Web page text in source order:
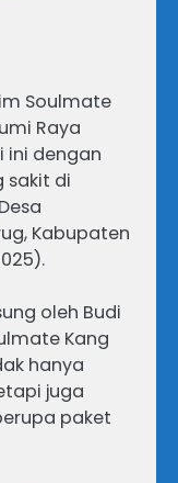
Soulmate
Raya
ini dengan
sakit di
Kabupaten
oleh Budi
Kang
hanya
juga
paket